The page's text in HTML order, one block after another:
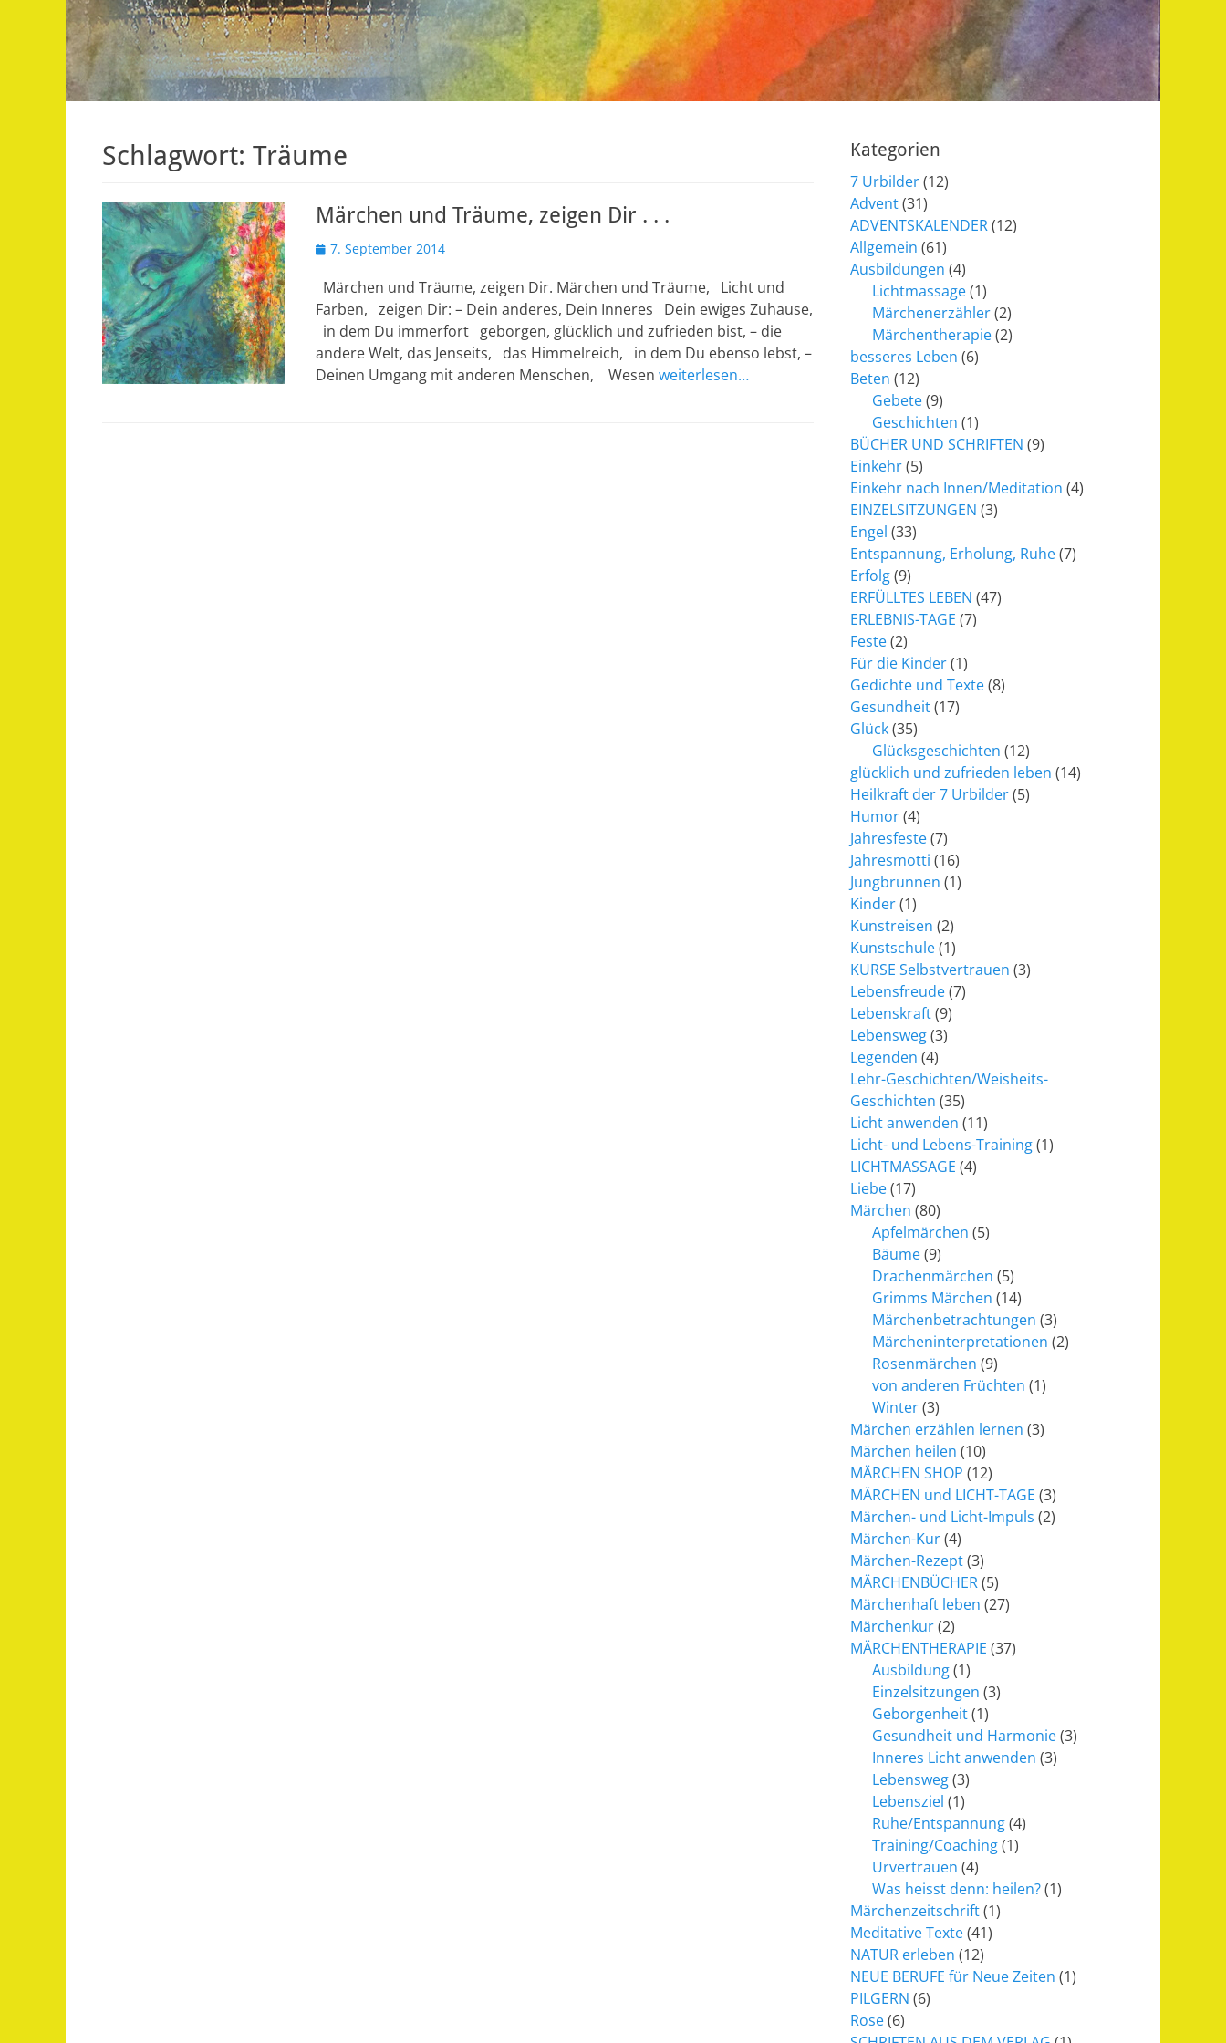
Schlagwort: Träume
Märchen und Träume, zeigen Dir . . .
Veröffentlicht
7. September 2014
Märchen und Träume, zeigen Dir. Märchen und Träume, Licht und
Farben, zeigen Dir: – Dein anderes, Dein Inneres Dein ewiges Zuhause,
in dem Du immerfort geborgen, glücklich und zufrieden bist, – die
andere Welt, das Jenseits, das Himmelreich, in dem Du ebenso lebst, –
Deinen Umgang mit anderen Menschen, Wesen weiterlesen…
Kategorien
7 Urbilder(12)
Advent(31)
ADVENTSKALENDER(12)
Allgemein (61)
Ausbildungen (4)
Lichtmassage(1)
Märchenerzähler(2)
Märchentherapie(2)
besseres Leben (6)
Beten (12)
Gebete(9)
Geschichten (1)
BÜCHER UND SCHRIFTEN (9)
Einkehr(5)
Einkehr nach Innen/Meditation (4)
EINZELSITZUNGEN (3)
Engel (33)
Entspannung, Erholung, Ruhe(7)
Erfolg(9)
ERFÜLLTES LEBEN (47)
ERLEBNIS-TAGE (7)
Feste(2)
Für die Kinder(1)
Gedichte und Texte(8)
Gesundheit(17)
Glück(35)
Glücksgeschichten (12)
glücklich und zufrieden leben (14)
Heilkraft der 7 Urbilder(5)
Humor(4)
Jahresfeste(7)
Jahresmotti (16)
Jungbrunnen (1)
Kinder(1)
Kunstreisen (2)
Kunstschule(1)
KURSE Selbstvertrauen (3)
Lebensfreude(7)
Lebenskraft(9)
Lebensweg(3)
Legenden (4)
Lehr-Geschichten/Weisheits-
Geschichten (35)
Licht anwenden (11)
Licht- und Lebens-Training(1)
LICHTMASSAGE (4)
Liebe(17)
Märchen (80)
Apfelmärchen (5)
Bäume(9)
Drachenmärchen (5)
Grimms Märchen (14)
Märchenbetrachtungen (3)
Märcheninterpretationen (2)
Rosenmärchen (9)
von anderen Früchten (1)
Winter(3)
Märchen erzählen lernen (3)
Märchen heilen (10)
MÄRCHEN SHOP (12)
MÄRCHEN und LICHT-TAGE (3)
Märchen- und Licht-Impuls (2)
Märchen-Kur(4)
Märchen-Rezept(3)
MÄRCHENBÜCHER(5)
Märchenhaft leben (27)
Märchenkur(2)
MÄRCHENTHERAPIE (37)
Ausbildung(1)
Einzelsitzungen (3)
Geborgenheit(1)
Gesundheit und Harmonie(3)
Inneres Licht anwenden (3)
Lebensweg(3)
Lebensziel (1)
Ruhe/Entspannung(4)
Training/Coaching(1)
Urvertrauen (4)
Was heisst denn: heilen?(1)
Märchenzeitschrift(1)
Meditative Texte(41)
NATUR erleben (12)
NEUE BERUFE für Neue Zeiten (1)
PILGERN (6)
Rose(6)